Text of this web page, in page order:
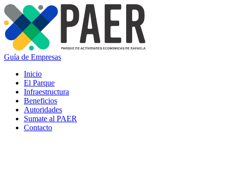
Guía de Empresas
Inicio
El Parque
Infraestructura
Beneficios
Autoridades
Sumate al PAER
Contacto